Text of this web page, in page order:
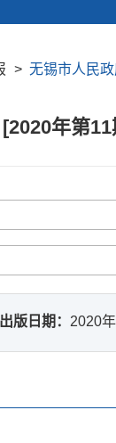
> 无锡市人民
年第11
出版日期： 2020